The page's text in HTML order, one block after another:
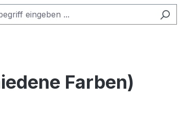
Farben)